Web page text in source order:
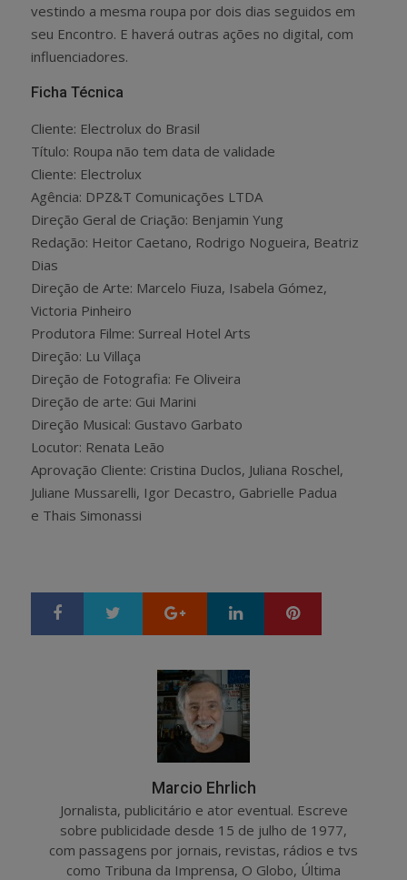
vestindo a mesma roupa por dois dias seguidos em
seu Encontro. E haverá outras ações no digital, com
influenciadores.
Ficha Técnica
Cliente: Electrolux do Brasil
Título: Roupa não tem data de validade
Cliente: Electrolux
Agência: DPZ&T Comunicações LTDA
Direção Geral de Criação: Benjamin Yung
Redação: Heitor Caetano, Rodrigo Nogueira, Beatriz
Dias
Direção de Arte: Marcelo Fiuza, Isabela Gómez,
Victoria Pinheiro
Produtora Filme: Surreal Hotel Arts
Direção: Lu Villaça
Direção de Fotografia: Fe Oliveira
Direção de arte: Gui Marini
Direção Musical: Gustavo Garbato
Locutor: Renata Leão
Aprovação Cliente: Cristina Duclos, Juliana Roschel,
Juliane Mussarelli, Igor Decastro, Gabrielle Padua
e Thais Simonassi
Google+ LinkedIn
Marcio Ehrlich
Jornalista, publicitário e ator eventual. Escreve
sobre publicidade desde 15 de julho de 1977,
com passagens por jornais, revistas, rádios e tvs
como Tribuna da Imprensa, O Globo, Última